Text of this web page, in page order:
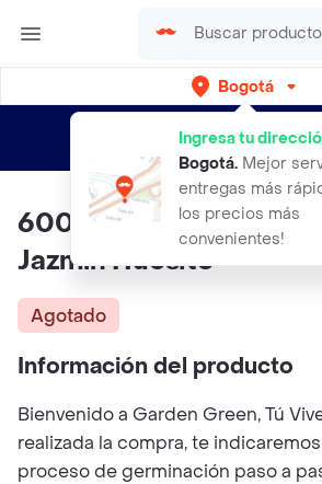
Bogotá
Ingresa tu
Bogotá. Mejor
entregas más
los precios más
convenientes!
envíos gratis por semanas
600 Semillas
Jazmín Huesito
Agotado
Información del producto
Bienvenido a Garden Green, Tú
realizada la compra, te
proceso de germinación paso a